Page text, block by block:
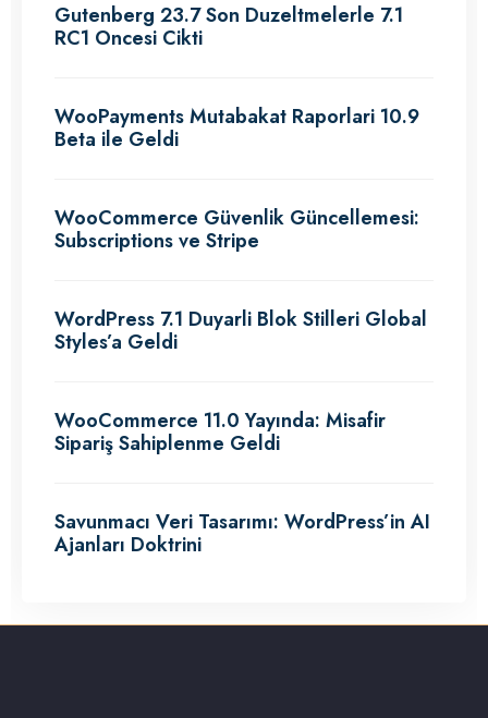
Gutenberg 23.7 Son Duzeltmelerle 7.1
RC1 Oncesi Cikti
WooPayments Mutabakat Raporlari 10.9
Beta ile Geldi
WooCommerce Güvenlik Güncellemesi:
Subscriptions ve Stripe
WordPress 7.1 Duyarli Blok Stilleri Global
Styles’a Geldi
WooCommerce 11.0 Yayında: Misafir
Sipariş Sahiplenme Geldi
Savunmacı Veri Tasarımı: WordPress’in AI
Ajanları Doktrini